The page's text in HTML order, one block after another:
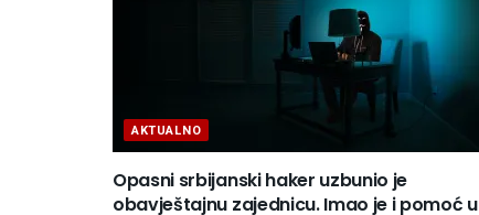
AKTUALNO
Opasni srbijanski haker uzbunio je
obavještajnu zajednicu. Imao je i pomoć u